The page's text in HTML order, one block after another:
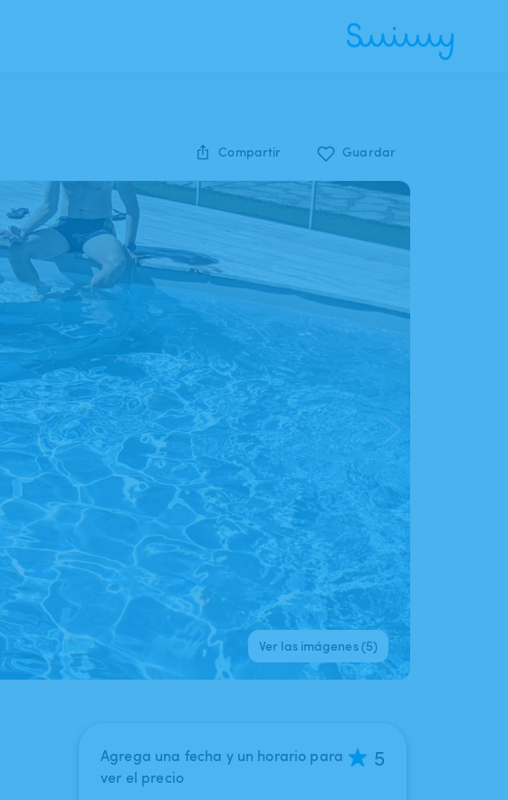
Compartir Guardar
Ver las imágenes (5)
Agrega una fecha y un horario para
ver el precio
5